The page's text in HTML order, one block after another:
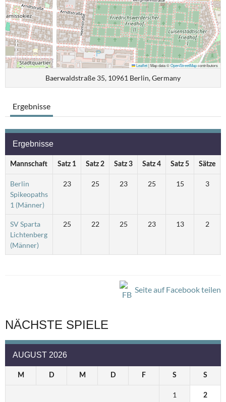
Leaflet|Map data ©OpenStreetMapcontributors
Baerwaldstraße 35, 10961 Berlin, Germany
Ergebnisse
Ergebnisse
Mannschaft Satz 1 Satz 2 Satz 3 Satz 4 Satz 5 Sätze
Berlin
Spikeopaths
1 (Männer)
23 25 23 25 15 3
SV Sparta
Lichtenberg
(Männer)
25 22 25 23 13 2
Seite auf Facebook teilen
NÄCHSTE SPIELE
AUGUST 2026
M D M D F S S
1 2